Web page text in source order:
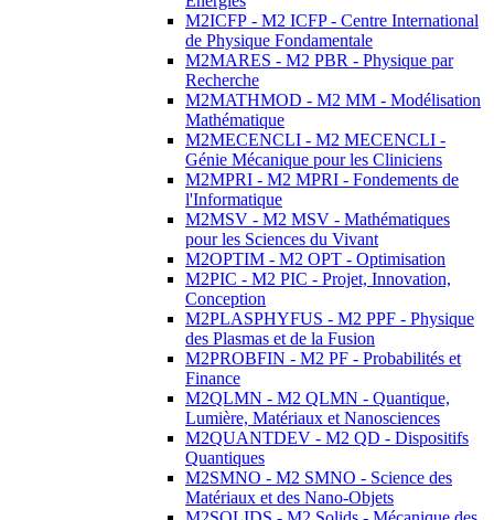
M2ICFP - M2 ICFP - Centre International
de Physique Fondamentale
M2MARES - M2 PBR - Physique par
Recherche
M2MATHMOD - M2 MM - Modélisation
Mathématique
M2MECENCLI - M2 MECENCLI -
Génie Mécanique pour les Cliniciens
M2MPRI - M2 MPRI - Fondements de
l'Informatique
M2MSV - M2 MSV - Mathématiques
pour les Sciences du Vivant
M2OPTIM - M2 OPT - Optimisation
M2PIC - M2 PIC - Projet, Innovation,
Conception
M2PLASPHYFUS - M2 PPF - Physique
des Plasmas et de la Fusion
M2PROBFIN - M2 PF - Probabilités et
Finance
M2QLMN - M2 QLMN - Quantique,
Lumière, Matériaux et Nanosciences
M2QUANTDEV - M2 QD - Dispositifs
Quantiques
M2SMNO - M2 SMNO - Science des
Matériaux et des Nano-Objets